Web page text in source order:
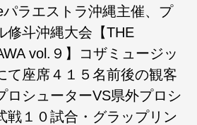
ラエストラ沖縄主催、プ
修斗沖縄大会【THE
vol.９】コザミュージッ
て座席４１５名前後の観客
ロシューターVS県外プロシ
戦１０試合・グラップリン